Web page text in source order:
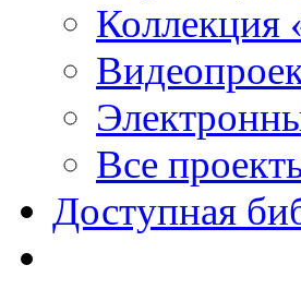
Коллекция
Все
Доступная